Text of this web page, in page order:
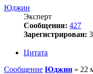
Юджин
Эксперт
Сообщения: 427
Зарегистрирован:
Цитата
Сообщение Юджин » 22